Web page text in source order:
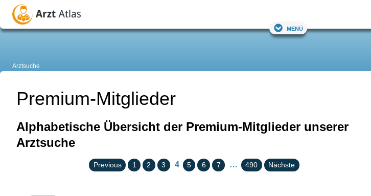
Menü
Arztsuche
Premium-Mitglieder
Alphabetische Übersicht der Premium-Mitglieder unserer
Arztsuche
Previous 1 2 3 4 5 6 7 … 490 Nächste